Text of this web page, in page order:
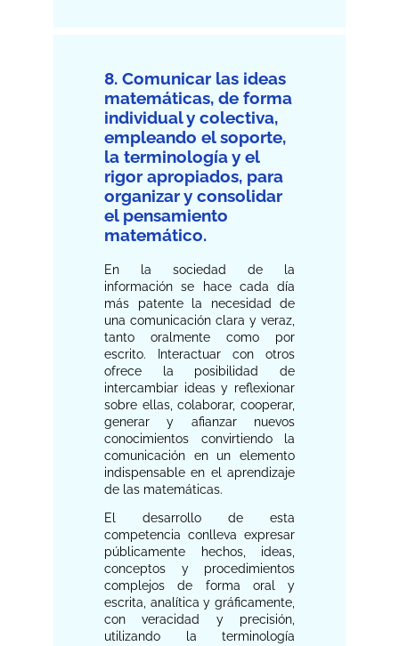
8. Comunicar las ideas
matemáticas, de forma
individual y colectiva,
empleando el soporte,
la terminología y el
rigor apropiados, para
organizar y consolidar
el pensamiento
matemático.
En la sociedad de la
información se hace cada día
más patente la necesidad de
una comunicación clara y veraz,
tanto oralmente como por
escrito. Interactuar con otros
ofrece la posibilidad de
intercambiar ideas y reflexionar
sobre ellas, colaborar, cooperar,
generar y afianzar nuevos
conocimientos convirtiendo la
comunicación en un elemento
indispensable en el aprendizaje
de las matemáticas.
El desarrollo de esta
competencia conlleva expresar
públicamente hechos, ideas,
conceptos y procedimientos
complejos de forma oral y
escrita, analítica y gráficamente,
con veracidad y precisión,
utilizando la terminología